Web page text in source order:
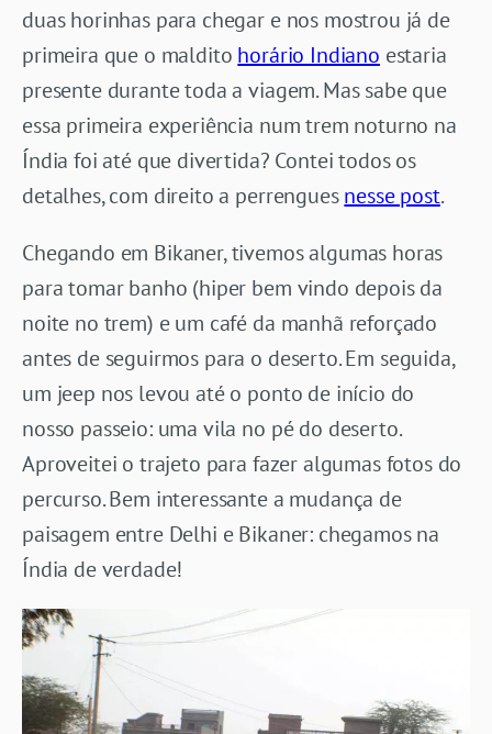
duas horinhas para chegar e nos mostrou já de
primeira que o maldito horário Indiano estaria
presente durante toda a viagem. Mas sabe que
essa primeira experiência num trem noturno na
Índia foi até que divertida? Contei todos os
detalhes, com direito a perrenguesnesse post.
Chegando em Bikaner, tivemos algumas horas
para tomar banho (hiper bem vindo depois da
noite no trem) e um café da manhã reforçado
antes de seguirmos para o deserto. Em seguida,
um jeep nos levou até o ponto de início do
nosso passeio: uma vila no pé do deserto.
Aproveitei o trajeto para fazer algumas fotos do
percurso. Bem interessante a mudança de
paisagem entre Delhi e Bikaner: chegamos na
Índia de verdade!